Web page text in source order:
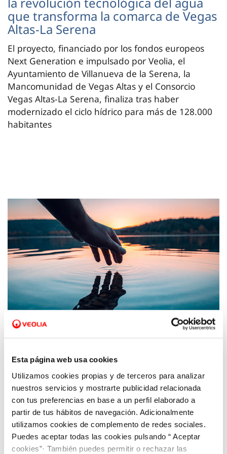
Esta página web usa cookies
Utilizamos cookies propias y de terceros para analizar
nuestros servicios y mostrarte publicidad relacionada
con tus preferencias en base a un perfil elaborado a
partir de tus hábitos de navegación. Adicionalmente
utilizamos cookies de complemento de redes sociales.
Puedes aceptar todas las cookies pulsando “ Aceptar
cookies”· También puedes permitir o rechazar las
que transforma la comarca de Vegas
Altas-La Serena
El proyecto, financiado por los fondos europeos
Next Generation e impulsado por Veolia, el
Ayuntamiento de Villanueva de la Serena, la
Mancomunidad de Vegas Altas y el Consorcio
Vegas Altas-La Serena, finaliza tras haber
modernizado el ciclo hídrico para más de 128.000
habitantes
Aquanex llama a la acción para un
saneamiento responsable y garante de la
salubridad pública